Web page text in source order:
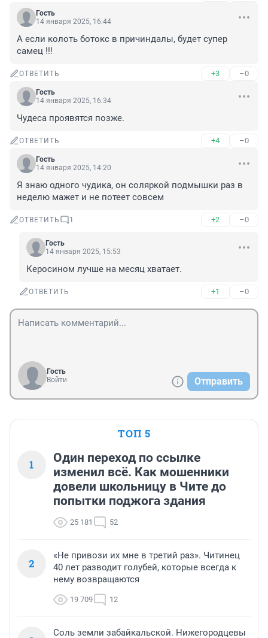
Гость
14 января 2025, 16:44
А если колоть ботокс в причиндалы, будет супер
самец !!!
ОТВЕТИТЬ +3 –0
Гость
14 января 2025, 16:34
Чудеса проявятся позже.
ОТВЕТИТЬ +4 –0
Гость
14 января 2025, 14:20
Я знаю одного чудика, он соляркой подмышки раз в
неделю мажет и не потеет совсем
ОТВЕТИТЬ 1 +2 –0
Гость
14 января 2025, 15:53
Керосином лучше на месяц хватает.
ОТВЕТИТЬ +1 –0
Гость
Войти
Отправить
ТОП 5
1
Один переход по ссылке
изменил всё. Как мошенники
довели школьницу в Чите до
попытки поджога здания
25 181 52
2
«Не привози их мне в третий раз». Читинец
40 лет разводит голубей, которые всегда к
нему возвращаются
19 709 12
Соль земли забайкальской. Нижегородцевы